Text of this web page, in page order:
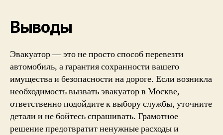
Выводы
Эвакуатор — это не просто способ перевезти
автомобиль, а гарантия сохранности вашего
имущества и безопасности на дороге. Если возникла
необходимость вызвать эвакуатор в Москве,
ответственно подойдите к выбору службы, уточните
детали и не бойтесь спрашивать. Грамотное
решение предотвратит ненужные расходы и